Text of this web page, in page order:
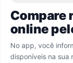
Compare
online
No app, você
disponíveis na sua